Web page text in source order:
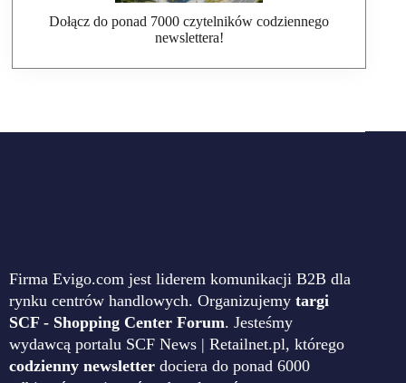
Dołącz do ponad 7000 czytelników codziennego
newslettera!
Firma Evigo.com jest liderem komunikacji B2B dla
rynku centrów handlowych. Organizujemy targi
SCF - Shopping Center Forum. Jesteśmy
wydawcą portalu SCF News | Retailnet.pl, którego
codzienny newsletter dociera do ponad 6000